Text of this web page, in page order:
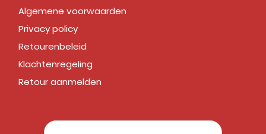
Algemene voorwaarden
Privacy policy
Retourenbeleid
Klachtenregeling
Retour aanmelden